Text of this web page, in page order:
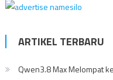
ARTIKEL TERBARU
Qwen3.8 Max Melompat